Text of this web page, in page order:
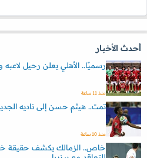
أحدث الأخبار
رسميًا.. الأهلي يعلن رحيل لاعبه
منذ 11 ساعة
تمت.. هيثم حسن إلى ناديه الجديد
منذ 10 ساعة
خاص.. الزمالك يكشف حقيقة